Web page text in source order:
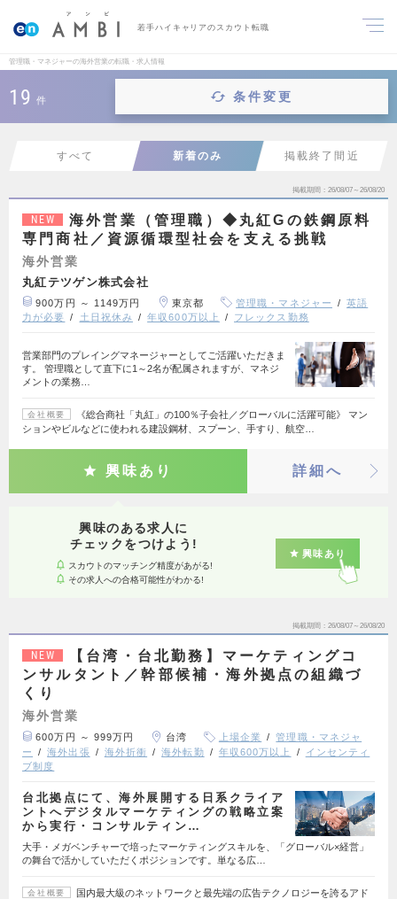
若手ハイキャリアのスカウト転職
管理職・マネジャーの海外営業の転職・求人情報
19 件 条件変更
すべて 新着のみ 掲載終了間近
掲載期間 26/08/07～26/08/20
NEW
海外営業（管理職）◆丸紅Gの鉄鋼原料
専門商社／資源循環型社会を支える挑戦
海外営業
丸紅テツゲン株式会社
900万円 ～ 1149万円 東京都 管理職・マネジャー
英語
力が必要
土日祝休み 年収600万以上 フレックス勤務
営業部門のプレイングマネージャーとしてご活躍いただきま
す。 管理職として直下に1～2名が配属されますが、マネジ
メントの業務…
会社概要
《総合商社「丸紅」の100％子会社／グローバルに活躍可能》 マン
ションやビルなどに使われる建設鋼材、スプーン、手すり、航空…
興味あり 詳細へ
興味のある求人に
チェックをつけよう!
スカウトのマッチング精度があがる!
その求人への合格可能性がわかる!
興味あり
掲載期間 26/08/07～26/08/20
NEW
【台湾・台北勤務】マーケティングコ
ンサルタント／幹部候補・海外拠点の組織づ
くり
海外営業
600万円 ～ 999万円 台湾 上場企業
管理職・マネジャ
ー
海外出張 海外折衝 海外転勤 年収600万以上
インセンティ
ブ制度
台北拠点にて、海外展開する日系クライア
ントへデジタルマーケティングの戦略立案
から実行・コンサルティン…
大手・メガベンチャーで培ったマーケティングスキルを、「グローバル×経営」
の舞台で活かしていただくポジションです。単なる広…
会社概要
国内最大級のネットワークと最先端の広告テクノロジーを誇るアド